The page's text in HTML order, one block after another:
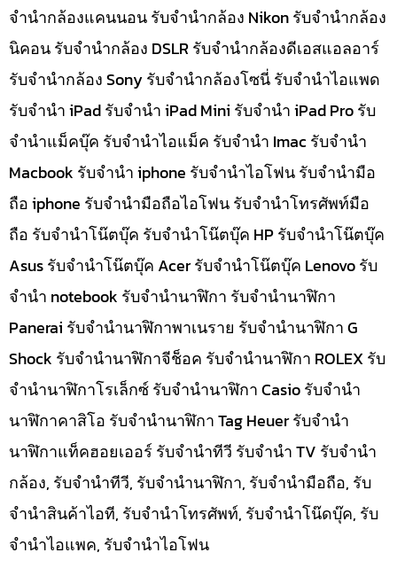
จำนำกล้องแคนนอน รับจำนำกล้อง Nikon รับจำนำกล้อง
นิคอน รับจำนำกล้อง DSLR รับจำนำกล้องดีเอสแอลอาร์
รับจำนำกล้อง Sony รับจำนำกล้องโซนี่ รับจำนำไอแพด
รับจำนำ iPad รับจำนำ iPad Mini รับจำนำ iPad Pro รับ
จำนำแม็คบุ๊ค รับจำนำไอแม็ค รับจำนำ Imac รับจำนำ
Macbook รับจำนำ iphone รับจำนำไอโฟน รับจำนำมือ
ถือ iphone รับจำนำมือถือไอโฟน รับจำนำโทรศัพท์มือ
ถือ รับจำนำโน๊ตบุ๊ค รับจำนำโน๊ตบุ๊ค HP รับจำนำโน๊ตบุ๊ค
Asus รับจำนำโน๊ตบุ๊ค Acer รับจำนำโน๊ตบุ๊ค Lenovo รับ
จำนำ notebook รับจำนำนาฬิกา รับจำนำนาฬิกา
Panerai รับจำนำนาฬิกาพาเนราย รับจำนำนาฬิกา G
Shock รับจำนำนาฬิกาจีช็อค รับจำนำนาฬิกา ROLEX รับ
จำนำนาฬิกาโรเล็กซ์ รับจำนำนาฬิกา Casio รับจำนำ
นาฬิกาคาสิโอ รับจำนำนาฬิกา Tag Heuer รับจำนำ
นาฬิกาแท็คฮอยเออร์ รับจำนำทีวี รับจำนำ TV รับจำนำ
กล้อง, รับจำนำทีวี, รับจำนำนาฬิกา, รับจำนำมือถือ, รับ
จำนำสินค้าไอที, รับจำนำโทรศัพท์, รับจำนำโน๊ดบุ๊ค, รับ
จำนำไอแพค, รับจำนำไอโฟน